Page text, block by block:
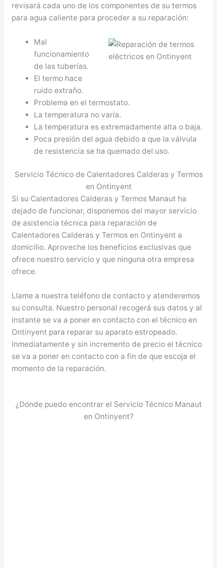
revisará cada uno de los componentes de su termos
para agua caliente para proceder a su reparación:
Mal
funcionamiento
de las tuberías.
El termo hace
ruido extraño.
Problema en el termostato.
La temperatura no varía.
La temperatura es extremadamente alta o baja.
Poca presión del agua debido a que la válvula
de resistencia se ha quemado del uso.
Servicio Técnico de Calentadores Calderas y Termos
en Ontinyent
Si su Calentadores Calderas y Termos Manaut ha
dejado de funcionar, disponemos del mayor servicio
de asistencia técnica para reparación de
Calentadores Calderas y Termos en Ontinyent a
domicilio. Aproveche los beneficios exclusivas que
ofrece nuestro servicio y que ninguna otra empresa
ofrece.
Llame a nuestra teléfono de contacto y atenderemos
su consulta. Nuestro personal recogerá sus datos y al
instante se va a poner en contacto con el técnico en
Ontinyent para reparar su aparato estropeado.
Inmediatamente y sin incremento de precio el técnico
se va a poner en contacto con a fin de que escoja el
momento de la reparación.
¿Dónde puedo encontrar el Servicio Técnico Manaut
en Ontinyent?